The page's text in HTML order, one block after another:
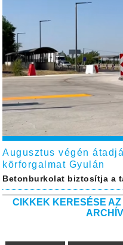
Augusztus végén
körforgalmat Gyulán
Betonburkolat biztosítja a
CIKKEK KERESÉSE AZ